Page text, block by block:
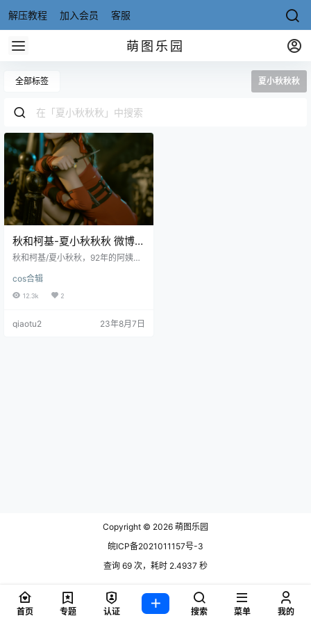
解压教程 加入会员 客服
萌图乐园
全部标签 夏小秋秋秋
秋和柯基-夏小秋秋秋 微博
coser全部作品131套[写真合
秋和柯基/夏小秋秋，92年的阿姨，
脑颜值高，拍照风格很大胆，从这
几套图就可以看得出来，那两颗球
Xiaoqiu .
cos合辑
12.3k 2
qiaotu2 23年8月7日
Copyright © 2026 萌图乐园
皖ICP备2021011157号-3
查询 69 次，耗时 2.4937 秒
首页 专题 认证 搜索 菜单 我的